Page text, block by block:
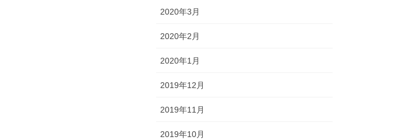
2020年3月
2020年2月
2020年1月
2019年12月
2019年11月
2019年10月